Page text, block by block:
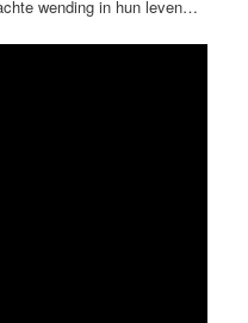
wending in hun leven…